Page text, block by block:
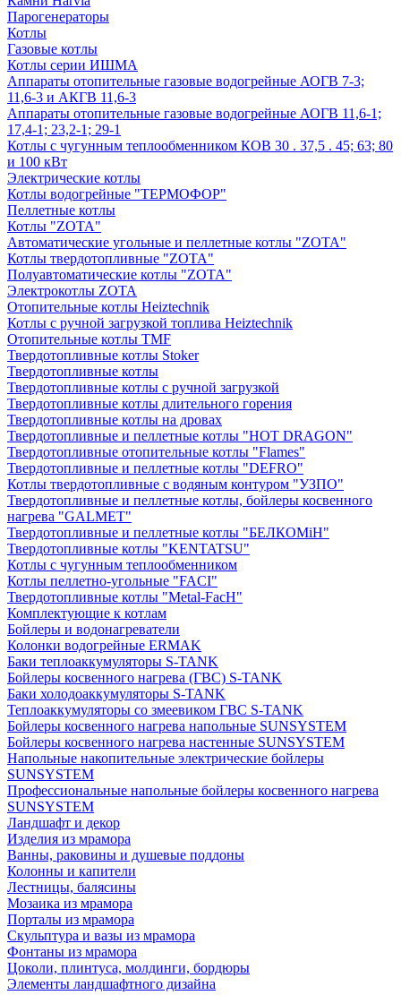
Парогенераторы
Котлы
Газовые котлы
Котлы серии ИШМА
Аппараты отопительные газовые водогрейные АОГВ 7-3;
11,6-3 и АКГВ 11,6-3
Аппараты отопительные газовые водогрейные АОГВ 11,6-1;
17,4-1; 23,2-1; 29-1
Котлы с чугунным теплообменником КОВ 30 . 37,5 . 45; 63; 80
и 100 кВт
Электрические котлы
Котлы водогрейные "ТЕРМОФОР"
Пеллетные котлы
Котлы "ZOTA"
Автоматические угольные и пеллетные котлы "ZOTA"
Котлы твердотопливные "ZOTA"
Полуавтоматические котлы "ZOTA"
Электрокотлы ZOTA
Отопительные котлы Heiztechnik
Котлы с ручной загрузкой топлива Heiztechnik
Отопительные котлы TMF
Твердотопливные котлы Stoker
Твердотопливные котлы
Твердотопливные котлы с ручной загрузкой
Твердотопливные котлы длительного горения
Твердотопливные котлы на дровах
Твердотопливные и пеллетные котлы "HOT DRAGON"
Твердотопливные отопительные котлы "Flames"
Твердотопливные и пеллетные котлы "DEFRO"
Котлы твердотопливные с водяным контуром "УЗПО"
Твердотопливные и пеллетные котлы, бойлеры косвенного
нагрева "GALMET"
Твердотопливные и пеллетные котлы "БЕЛКОМiН"
Твердотопливные котлы "KENTATSU"
Котлы с чугунным теплообменником
Котлы пеллетно-угольные "FACI"
Твердотопливные котлы "Metal-FacH"
Комплектующие к котлам
Бойлеры и водонагреватели
Колонки водогрейные ERMAK
Баки теплоаккумуляторы S-TANK
Бойлеры косвенного нагрева (ГВС) S-TANK
Баки холодоаккумуляторы S-TANK
Теплоаккумуляторы со змеевиком ГВС S-TANK
Бойлеры косвенного нагрева напольные SUNSYSTEM
Бойлеры косвенного нагрева настенные SUNSYSTEM
Напольные накопительные электрические бойлеры
SUNSYSTEM
Профессиональные напольные бойлеры косвенного нагрева
SUNSYSTEM
Ландшафт и декор
Изделия из мрамора
Ванны, раковины и душевые поддоны
Колонны и капители
Лестницы, балясины
Мозаика из мрамора
Порталы из мрамора
Скульптура и вазы из мрамора
Фонтаны из мрамора
Цоколи, плинтуса, молдинги, бордюры
Элементы ландшафтного дизайна